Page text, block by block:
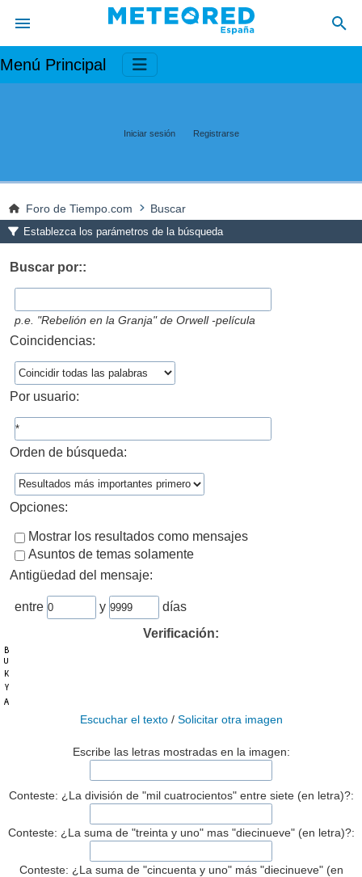
Menú Principal
Iniciar sesión Registrarse
Foro de Tiempo.com Buscar
Establezca los parámetros de la búsqueda
Buscar por::
p.e. "Rebelión en la Granja" de Orwell -película
Coincidencias:
Por usuario:
Orden de búsqueda:
Opciones:
Mostrar los resultados como mensajes
Asuntos de temas solamente
Antigüedad del mensaje:
entre y
días
Verificación:
Escuchar el texto/ Solicitar otra imagen
Escribe las letras mostradas en la imagen:
Conteste: ¿La división de "mil cuatrocientos" entre siete (en letra)?:
Conteste: ¿La suma de "treinta y uno" mas "diecinueve" (en letra)?:
Conteste: ¿La suma de "cincuenta y uno" más "diecinueve" (en